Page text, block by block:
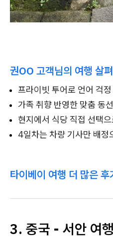
권OO 고객님의 여행 살
프라이빗 투어로 언어 걱
가족 취향 반영한 맞춤 동선
현지에서 식당 직접 선택
4일차는 차량 기사만 배정
타이베이 여행 더 많은 후
3. 중국 - 서안 여행